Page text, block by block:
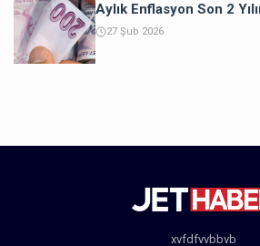
Aylık Enflasyon Son 2
27 Şub 2026
xvfdfvvbbvb